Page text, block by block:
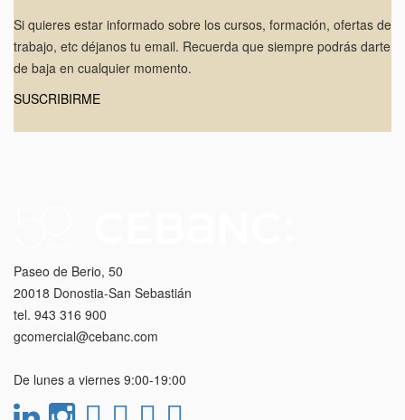
Si quieres estar informado sobre los cursos, formación, ofertas de
trabajo, etc déjanos tu email. Recuerda que siempre podrás darte
de baja en cualquier momento.
SUSCRIBIRME
Paseo de Berio, 50
20018 Donostia-San Sebastián
tel. 943 316 900
gcomercial@cebanc.com
De lunes a viernes 9:00-19:00